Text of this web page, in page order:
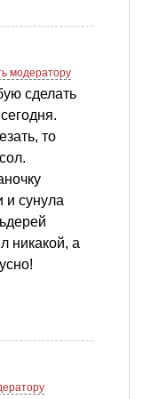
модератору
сделать
то
и сунула
никакой, а